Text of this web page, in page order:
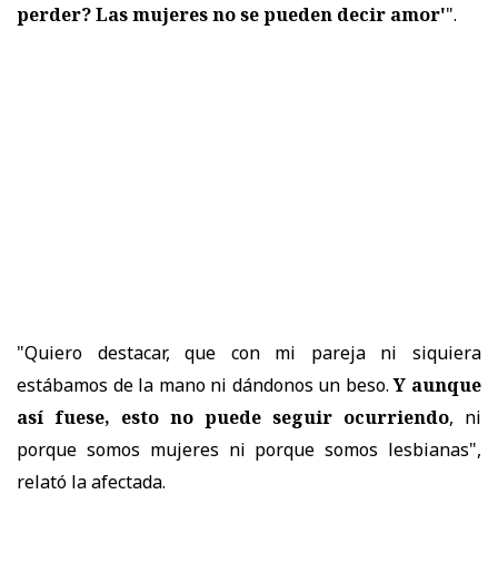
perder? Las mujeres no se pueden decir amor'".
"Quiero destacar, que con mi pareja ni siquiera
estábamos de la mano ni dándonos un beso.Y aunque
así fuese, esto no puede seguir ocurriendo, ni
porque somos mujeres ni porque somos lesbianas",
relató la afectada.